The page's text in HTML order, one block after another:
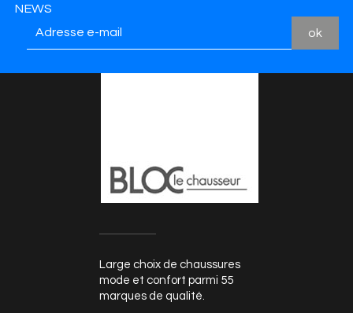
NEWS
Large choix de chaussures
mode et confort parmi 55
marques de qualité.